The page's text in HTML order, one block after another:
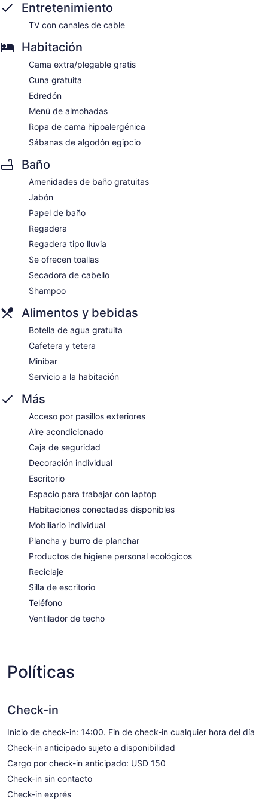
Entretenimiento
TV con canales de cable
Habitación
Cama extra/plegable gratis
Cuna gratuita
Edredón
Menú de almohadas
Ropa de cama hipoalergénica
Sábanas de algodón egipcio
Baño
Amenidades de baño gratuitas
Jabón
Papel de baño
Regadera
Regadera tipo lluvia
Se ofrecen toallas
Secadora de cabello
Shampoo
Alimentos y bebidas
Botella de agua gratuita
Cafetera y tetera
Minibar
Servicio a la habitación
Más
Acceso por pasillos exteriores
Aire acondicionado
Caja de seguridad
Decoración individual
Escritorio
Espacio para trabajar con laptop
Habitaciones conectadas disponibles
Mobiliario individual
Plancha y burro de planchar
Productos de higiene personal ecológicos
Reciclaje
Silla de escritorio
Teléfono
Ventilador de techo
Políticas
Check-in
Inicio de check-in: 14:00. Fin de check-in cualquier hora del día
Check-in anticipado sujeto a disponibilidad
Cargo por check-in anticipado: USD 150
Check-in sin contacto
Check-in exprés